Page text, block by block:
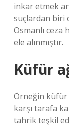
inkar etmek
suçlardan biri
Osmanlı ceza
ele alınmıştır.
Küfür
Örneğin küfür
karşı tarafa
tahrik teşkil